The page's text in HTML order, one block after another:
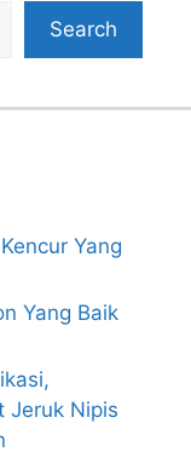
Search
Yang
Yang Baik
Jeruk Nipis